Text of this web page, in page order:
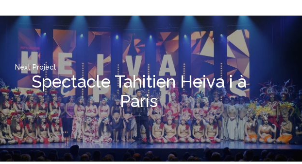
Next Project
Spectacle Tahitien Heiva i à
Paris